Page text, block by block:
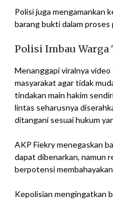
Polisi juga mengamankan
barang bukti dalam proses
Polisi Imbau Warga
Menanggapi viralnya
masyarakat agar tidak
tindakan main hakim
lintas seharusnya
ditangani sesuai hukum
AKP Fiekry menegaskan
dapat dibenarkan, namun
berpotensi
Kepolisian mengingatkan